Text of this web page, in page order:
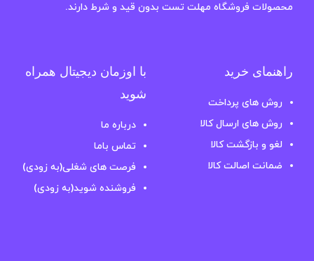
محصولات فروشگاه مهلت تست بدون قید و شرط دارند.
راهنمای خرید
روش های پرداخت
روش های ارسال کالا
لغو و بازگشت کالا
ضمانت اصالت کالا
با اوزمان دیجیتال همراه
شوید
درباره ما
تماس باما
فرصت های شغلی(به زودی)
فروشنده شوید(به زودی)